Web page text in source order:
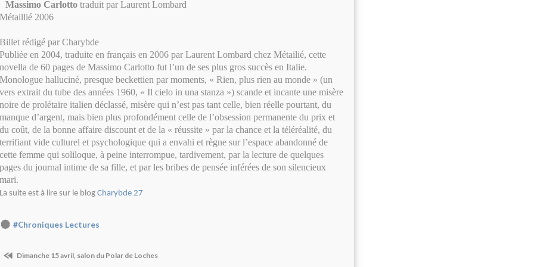
Massimo Carlotto traduit par Laurent Lombard
Métaillié 2006
Billet rédigé par Charybde
Publiée en 2004, traduite en français en 2006 par Laurent Lombard chez Métailié, cette
novella de 60 pages de Massimo Carlotto fut l’un de ses plus gros succès en Italie.
Monologue halluciné, presque beckettien par moments, « Rien, plus rien au monde » (un
vers extrait du tube des années 1960, « Il cielo in una stanza ») scande et incante une misère
noire de prolétaire italien déclassé, misère qui n’est pas tant celle, bien réelle pourtant, du
manque d’argent, mais bien plus profondément celle de l’obsession permanente du prix et
du coût, de la bonne affaire discount et de la « réussite » par la chance et la téléréalité, du
terrifiant vide culturel et psychologique qui a envahi et règne sur l’espace abandonné de
cette femme qui soliloque, à peine interrompue, tardivement, par la lecture de quelques
pages du journal intime de sa fille, et par les bribes de pensée inférées de son silencieux
mari.
La suite est à lire sur le blog Charybde 27
#Chroniques Lectures
Dimanche 15 avril, salon du Polar de Loches